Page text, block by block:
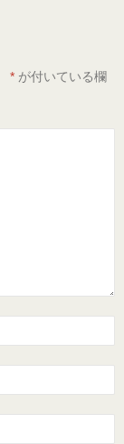
* が付いている欄